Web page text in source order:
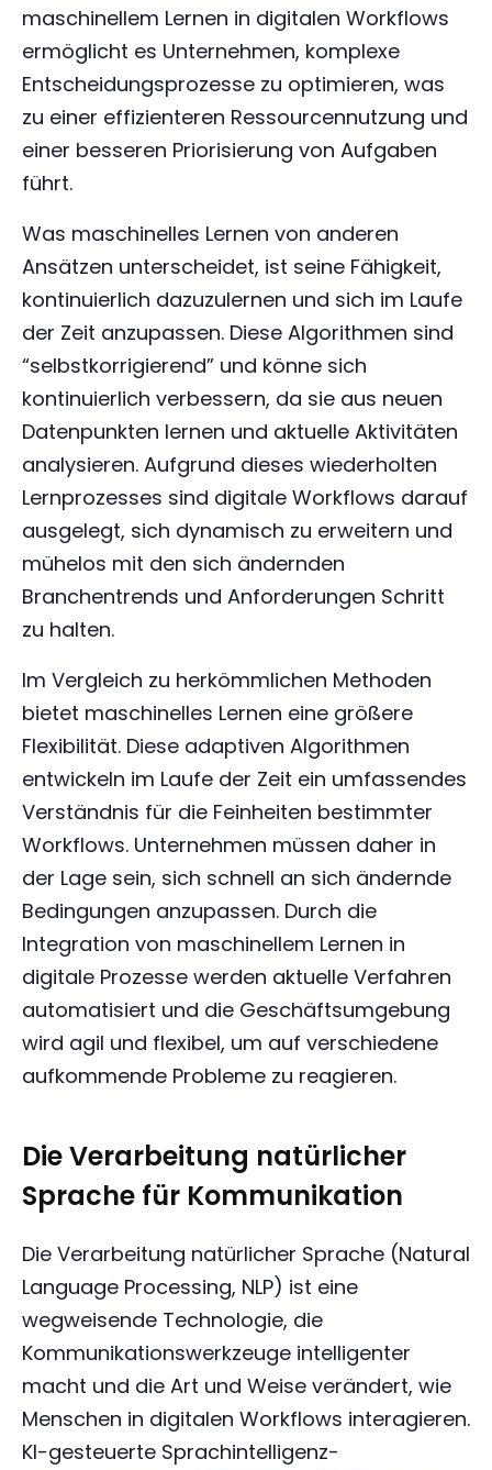
maschinellem Lernen in digitalen Workflows
ermöglicht es Unternehmen, komplexe
Entscheidungsprozesse zu optimieren, was
zu einer effizienteren Ressourcennutzung und
einer besseren Priorisierung von Aufgaben
führt.
Was maschinelles Lernen von anderen
Ansätzen unterscheidet, ist seine Fähigkeit,
kontinuierlich dazuzulernen und sich im Laufe
der Zeit anzupassen. Diese Algorithmen sind
“selbstkorrigierend” und könne sich
kontinuierlich verbessern, da sie aus neuen
Datenpunkten lernen und aktuelle Aktivitäten
analysieren. Aufgrund dieses wiederholten
Lernprozesses sind digitale Workflows darauf
ausgelegt, sich dynamisch zu erweitern und
mühelos mit den sich ändernden
Branchentrends und Anforderungen Schritt
zu halten.
Im Vergleich zu herkömmlichen Methoden
bietet maschinelles Lernen eine größere
Flexibilität. Diese adaptiven Algorithmen
entwickeln im Laufe der Zeit ein umfassendes
Verständnis für die Feinheiten bestimmter
Workflows. Unternehmen müssen daher in
der Lage sein, sich schnell an sich ändernde
Bedingungen anzupassen. Durch die
Integration von maschinellem Lernen in
digitale Prozesse werden aktuelle Verfahren
automatisiert und die Geschäftsumgebung
wird agil und flexibel, um auf verschiedene
aufkommende Probleme zu reagieren.
Die Verarbeitung natürlicher
Sprache für Kommunikation
Die Verarbeitung natürlicher Sprache (Natural
Language Processing, NLP) ist eine
wegweisende Technologie, die
Kommunikationswerkzeuge intelligenter
macht und die Art und Weise verändert, wie
Menschen in digitalen Workflows interagieren.
KI-gesteuerte Sprachintelligenz-